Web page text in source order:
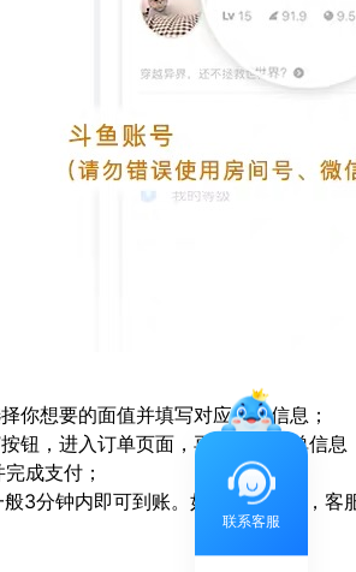
你想要的面值并填写对应充值信息；
钮，进入订单页面，再次确定订单信息
成支付；
3分钟内即可到账。如遇特殊情况，
联系客服